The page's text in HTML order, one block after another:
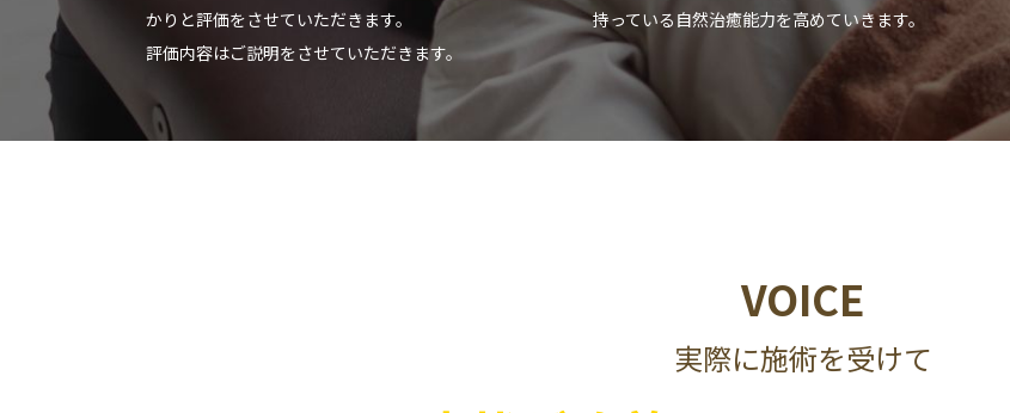
かりと評価をさせていただきます。
評価内容はご説明をさせていただきます。
持っている自然治癒能力を高めていきます。
VOICE
実際に施術を受けて